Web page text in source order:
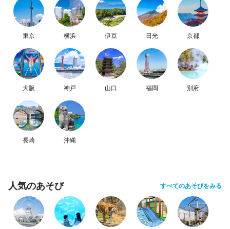
東京 横浜 伊豆 日光 京都
大阪 神戸 山口 福岡 別府
長崎 沖縄
人気のあそび すべてのあそびをみる